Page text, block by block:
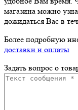
магазина можно
дожидаться Вас в
Более подробную
доставки и оплаты
Задать вопрос о